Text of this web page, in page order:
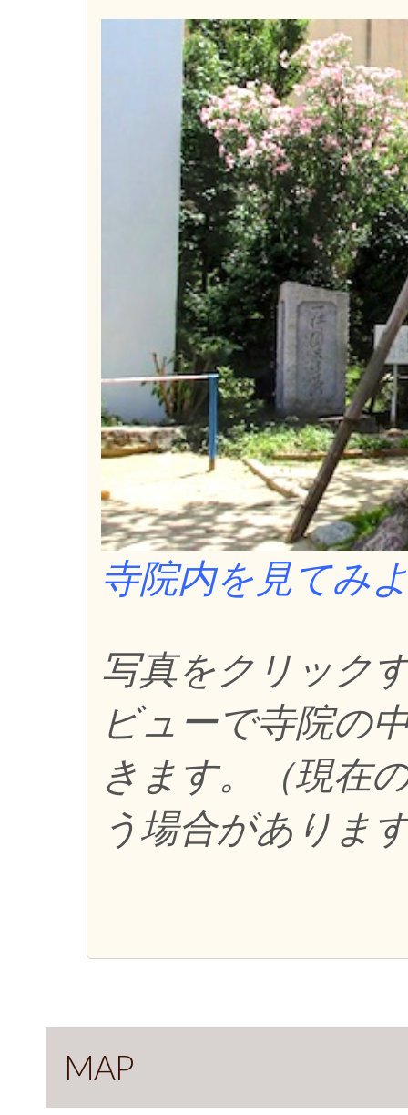
寺院内を見てみ
写真をクリック
ビューで寺院の
きます。（現在
う場合がありま
MAP